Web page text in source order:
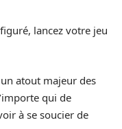
lancez votre jeu
atout majeur des
qui de
à se soucier de